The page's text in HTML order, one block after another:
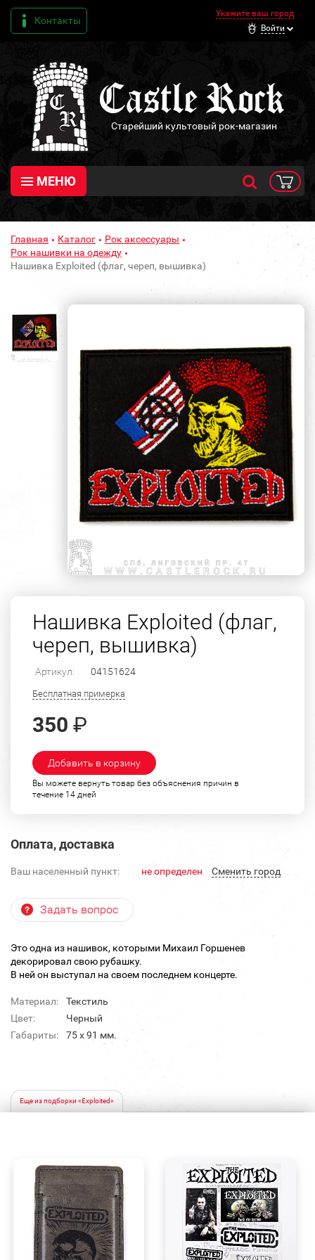
Контакты
Укажите ваш город
Войти
Старейший культовый рок-магазин
МЕНЮ
Главная Каталог
Рок аксессуары
Рок нашивки на одежду
Нашивка Exploited (флаг, череп, вышивка)
Нашивка Exploited (флаг,
череп, вышивка)
Артикул: 04151624
Бесплатная примерка
350 ₽
Добавить в корзину
Вы можете вернуть товар без объяснения причин в
течение 14 дней
Оплата, доставка
Ваш населенный пункт: не определен Cменить город
Задать вопрос
Это одна из нашивок, которыми Михаил Горшенев
декорировал свою рубашку.
В ней он выступал на своем последнем концерте.
Материал:
Текстиль
Цвет:
Черный
Габариты:
75 x 91 мм.
Еще из подборки «Exploited»